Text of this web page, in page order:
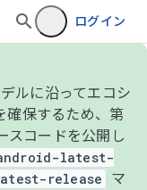
ログイン
ルに沿ってエコシ
確保するため、第
スコードを公開し
latest-
release
マ